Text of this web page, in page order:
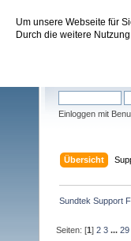
Um unsere Webseite für
Durch die weitere
Sundtek
Einloggen mit
Übersicht
Sundtek Support
Seiten: [1]2 3 ...29